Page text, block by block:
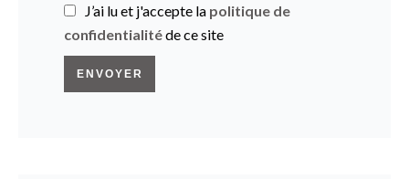
J’ai lu et j'accepte la politique de
confidentialitéde ce site
ENVOYER